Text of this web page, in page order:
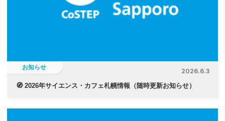
お知らせ
2026.6.3
🧭 2026年サイエンス・カフェ札幌情報（随時更新お知らせ）